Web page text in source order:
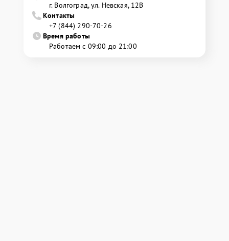
г. Волгоград, ул. Невская, 12В
Контакты
+7 (844) 290-70-26
Время работы
Работаем с 09:00 до 21:00